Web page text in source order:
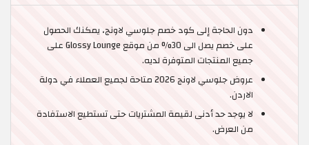
دون الحاجة إلى كود خصم جلوسي لاونج، يمكنك الحصول
على خصم يصل الى 30% من موقع Glossy Lounge على
جميع المنتجات المتوفرة لديه.
عروض جلوسي لاونج 2026 متاحة لجميع العملاء في دولة
الاردن.
لا يوجد حد أدنى لقيمة المشتريات حتى تستطيع الاستفادة
من العرض.